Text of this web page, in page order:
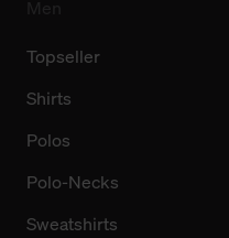
Topseller
Shirts
Polos
Polo-Necks
Sweatshirts